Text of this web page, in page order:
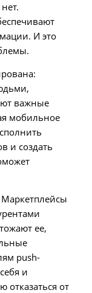
И это
важные
мобильное
и создать
Маркетплейсы
ее,
push-
и
от